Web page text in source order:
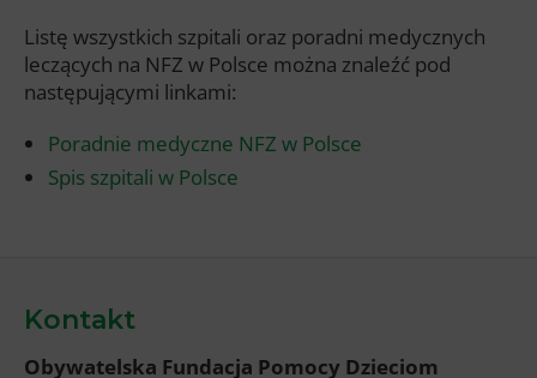
Listę wszystkich szpitali oraz poradni medycznych
leczących na NFZ w Polsce można znaleźć pod
następującymi linkami:
Poradnie medyczne NFZ w Polsce
Spis szpitali w Polsce
Kontakt
Obywatelska Fundacja Pomocy Dzieciom